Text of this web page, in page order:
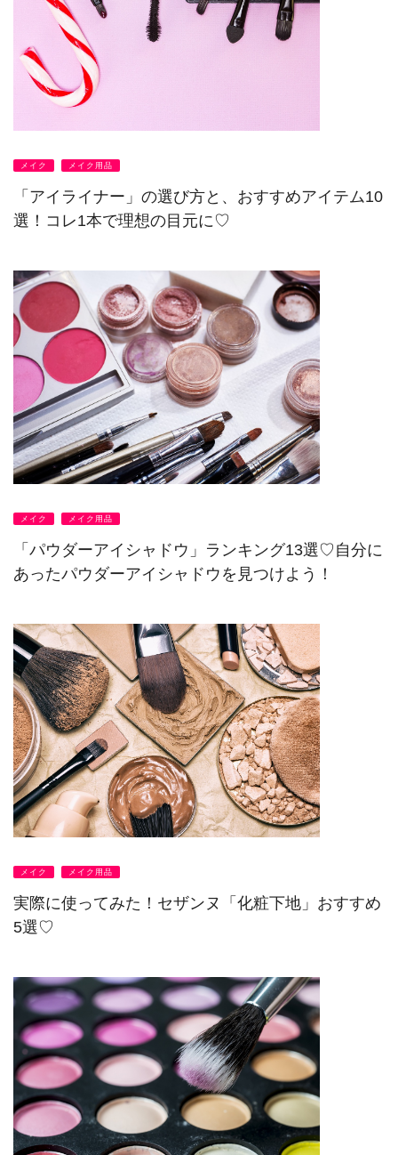
メイク メイク用品
「アイライナー」の選び方と、おすすめアイテム10
選！コレ1本で理想の目元に♡
メイク メイク用品
「パウダーアイシャドウ」ランキング13選♡自分に
あったパウダーアイシャドウを見つけよう！
メイク メイク用品
実際に使ってみた！セザンヌ「化粧下地」おすすめ
5選♡